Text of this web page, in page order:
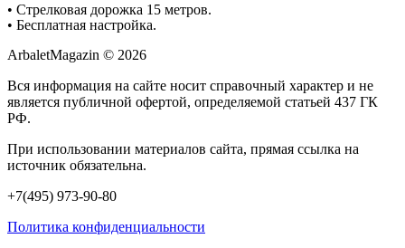
• Cтрелковая дорожка 15 метров.
• Бесплатная настройка.
ArbaletMagazin © 2026
Вся информация на сайте носит справочный характер и не
является публичной офертой, определяемой статьей 437 ГК
РФ.
При использовании материалов сайта, прямая ссылка на
источник обязательна.
+7(495) 973-90-80
Политика конфиденциальности